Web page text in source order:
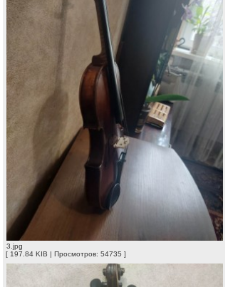
3.jpg
[ 197.84 KIB | Просмотров: 54735 ]